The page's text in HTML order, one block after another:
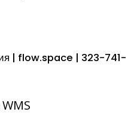
| flow.space | 323-741-